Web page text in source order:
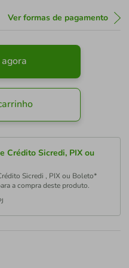
Ver formas de pagamento
Crédito Sicredi, PIX ou
Sicredi , PIX ou Boleto*
a compra deste produto.